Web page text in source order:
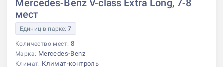
Mercedes-Benz V-class Extra Long, 7-8
мест
Единиц в парке:7
Количество мест: 8
Марка: Mercedes-Benz
Климат: Климат-контроль